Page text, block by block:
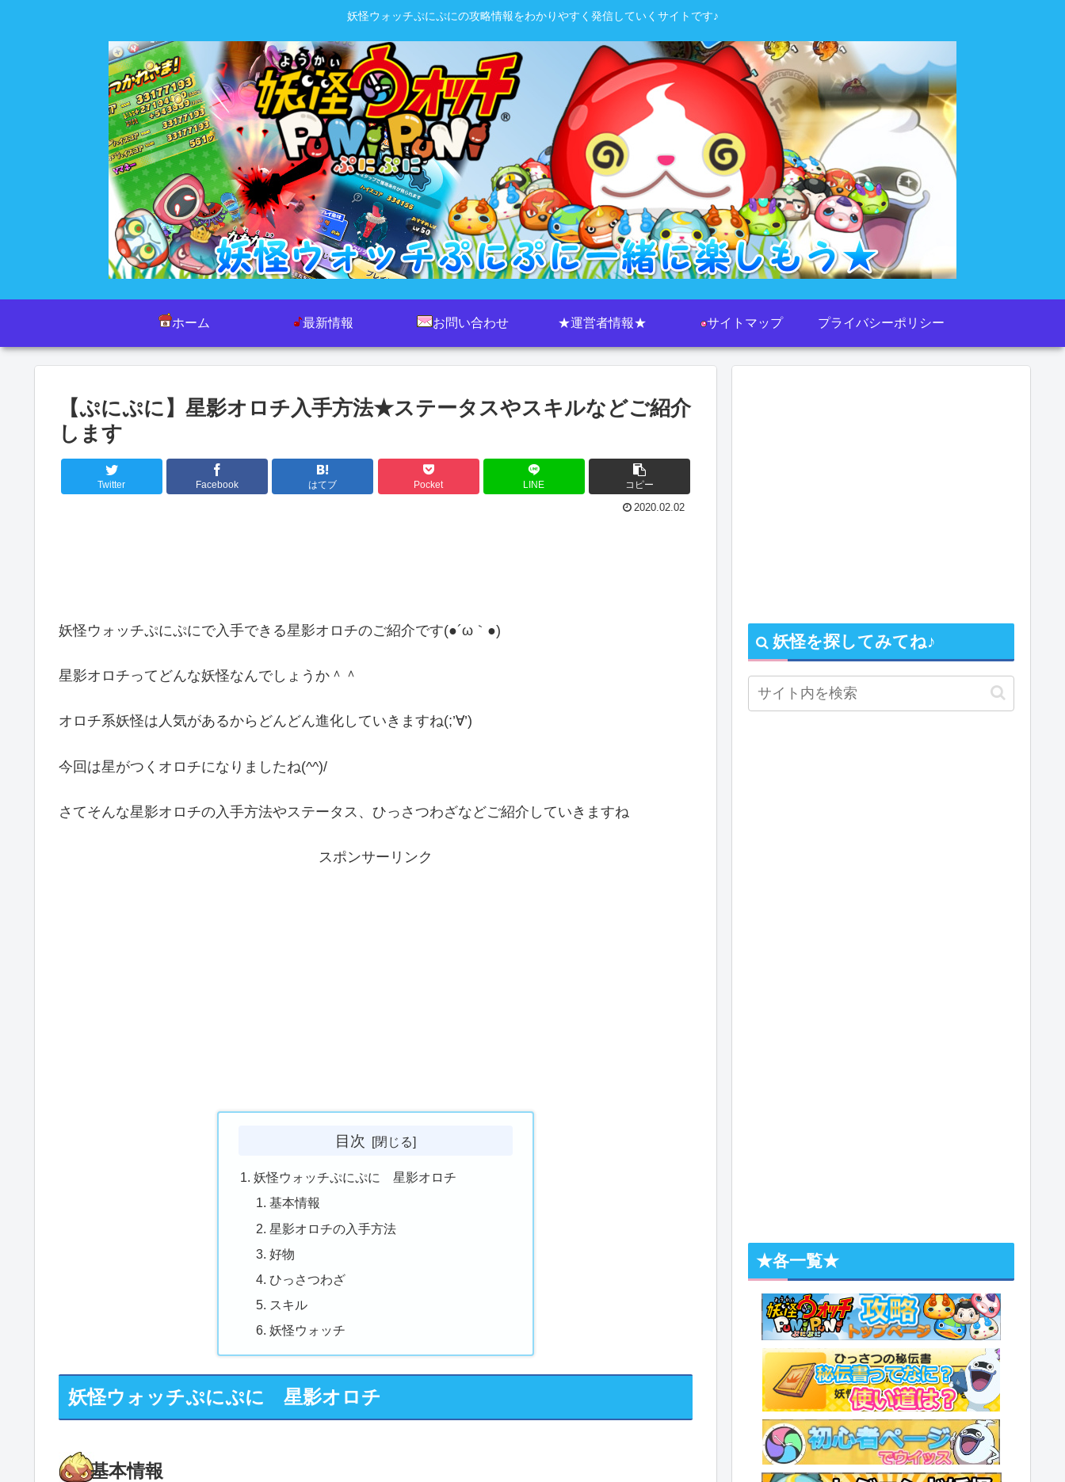
妖怪ウォッチぷにぷにの攻略情報をわかりやすく発信していくサイトです♪
ホーム 最新情報 お問い合わせ ★運営者情報★ サイトマップ プライバシーポリシー
【ぷにぷに】星影オロチ入手方法★ステータスやスキルなどご紹介
します
Twitter Facebook はてブ Pocket LINE コピー
2020.02.02
妖怪ウォッチぷにぷにで入手できる星影オロチのご紹介です(●´ω｀●)
星影オロチってどんな妖怪なんでしょうか＾＾
オロチ系妖怪は人気があるからどんどん進化していきますね(;’∀’)
今回は星がつくオロチになりましたね(^^)/
さてそんな星影オロチの入手方法やステータス、ひっさつわざなどご紹介していきますね
スポンサーリンク
目次
妖怪ウォッチぷにぷに 星影オロチ
基本情報
星影オロチの入手方法
好物
ひっさつわざ
スキル
妖怪ウォッチ
妖怪ウォッチぷにぷに 星影オロチ
基本情報
妖怪を探してみてね♪
★各一覧★